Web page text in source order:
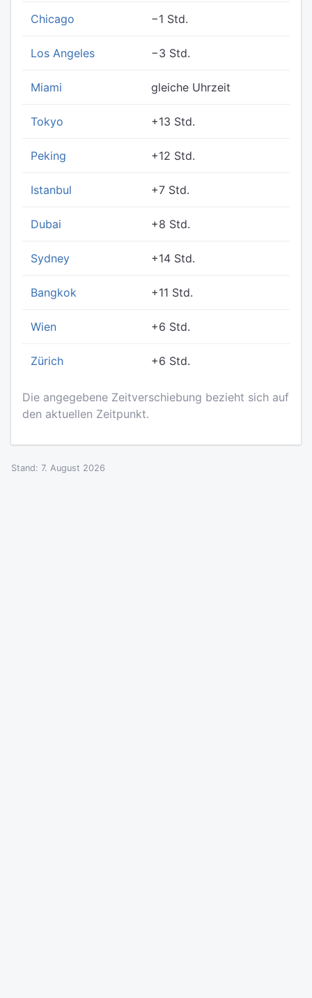
Chicago −1 Std.
Los Angeles −3 Std.
Miami gleiche Uhrzeit
Tokyo +13 Std.
Peking +12 Std.
Istanbul +7 Std.
Dubai +8 Std.
Sydney +14 Std.
Bangkok +11 Std.
Wien +6 Std.
Zürich +6 Std.
Die angegebene Zeitverschiebung bezieht sich auf
den aktuellen Zeitpunkt.
Stand: 7. August 2026